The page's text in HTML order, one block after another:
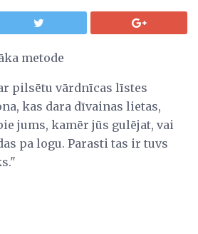
metode
pilsētu vārdnīcas līstes
kas dara dīvainas lietas,
jums, kamēr jūs gulējat, vai
pa logu. Parasti tas ir tuvs